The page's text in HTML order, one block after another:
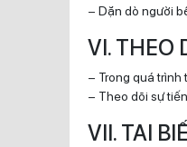
– Dặn dò người
VI. THEO
– Trong quá trình
– Theo dõi sự
VII. TAI